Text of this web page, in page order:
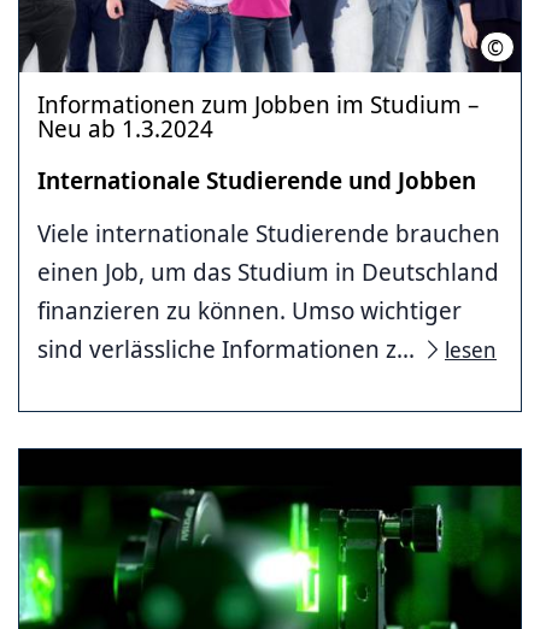
© IniWi
Informationen zum Jobben im Studium –
Neu ab 1.3.2024
Internationale Studierende und Jobben
Viele internationale Studierende brauchen
einen Job, um das Studium in Deutschland
finanzieren zu können. Umso wichtiger
sind verlässliche Informationen z...
lesen